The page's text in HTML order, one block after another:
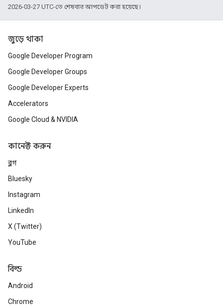
2026-03-27 UTC-তে শেষবার আপডেট করা হয়েছে।
জুড়ে থাকা
Google Developer Program
Google Developer Groups
Google Developer Experts
Accelerators
Google Cloud & NVIDIA
কানেক্ট করুন
ব্লগ
Bluesky
Instagram
LinkedIn
X (Twitter)
YouTube
বিল্ড
Android
Chrome